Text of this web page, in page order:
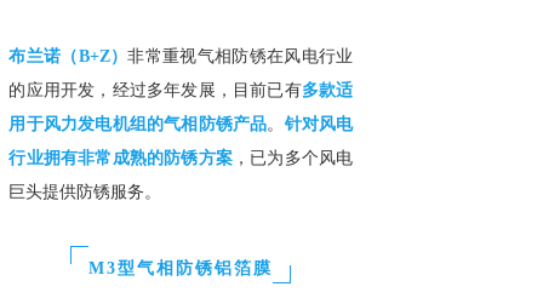
布兰诺（B+Z）非常重视气相防锈在风电行业
的应用开发，经过多年发展，目前已有多款适
用于风力发电机组的气相防锈产品。 针对风电
行业拥有非常成熟的防锈方案 ，已为多个风电
巨头提供防锈服务。
M3型气相防锈铝箔膜